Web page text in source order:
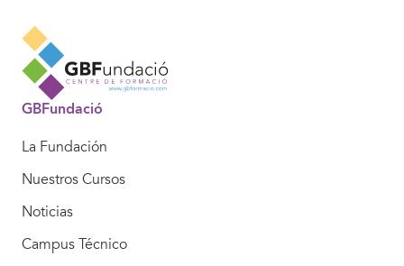
GBFundació
La Fundación
Nuestros Cursos
Noticias
Campus Técnico